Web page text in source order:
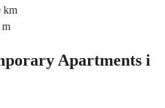
km
m
Apartments i